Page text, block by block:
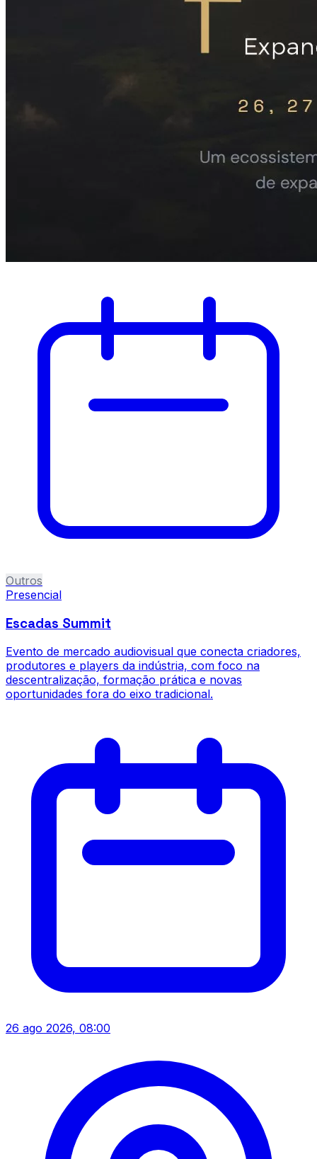
Outros
Presencial
Escadas Summit
Evento de mercado audiovisual que conecta criadores,
produtores e players da indústria, com foco na
descentralização, formação prática e novas
oportunidades fora do eixo tradicional.
26 ago 2026, 08:00